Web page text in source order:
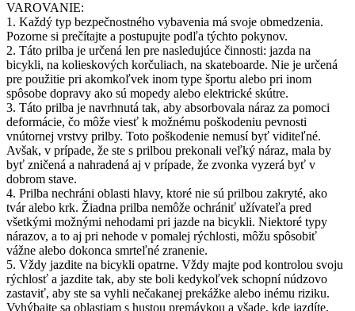
VAROVANIE:
1. Každý typ bezpečnostného vybavenia má svoje obmedzenia.
Pozorne si prečítajte a postupujte podľa týchto pokynov.
2. Táto prilba je určená len pre nasledujúce činnosti: jazda na
bicykli, na kolieskových korčuliach, na skateboarde. Nie je určená
pre použitie pri akomkoľvek inom type športu alebo pri inom
spôsobe dopravy ako sú mopedy alebo elektrické skútre.
3. Táto prilba je navrhnutá tak, aby absorbovala náraz za pomoci
deformácie, čo môže viesť k možnému poškodeniu pevnosti
vnútornej vrstvy prilby. Toto poškodenie nemusí byť viditeľné.
Avšak, v prípade, že ste s prilbou prekonali veľký náraz, mala by
byť zničená a nahradená aj v prípade, že zvonka vyzerá byť v
dobrom stave.
4. Prilba nechráni oblasti hlavy, ktoré nie sú prilbou zakryté, ako
tvár alebo krk. Žiadna prilba nemôže ochrániť užívateľa pred
všetkými možnými nehodami pri jazde na bicykli. Niektoré typy
nárazov, a to aj pri nehode v pomalej rýchlosti, môžu spôsobiť
vážne alebo dokonca smrteľné zranenie.
5. Vždy jazdite na bicykli opatrne. Vždy majte pod kontrolou svoju
rýchlosť a jazdite tak, aby ste boli kedykoľvek schopní núdzovo
zastaviť, aby ste sa vyhli nečakanej prekážke alebo inému riziku.
Vyhýbajte sa oblastiam s hustou premávkou a všade, kde jazdíte,